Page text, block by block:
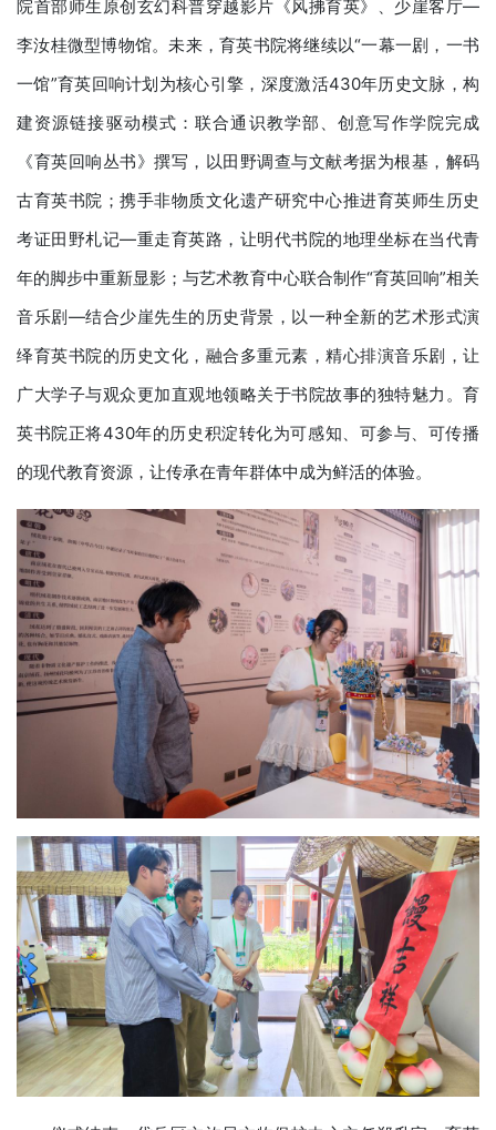
院首部师生原创玄幻科普穿越影片《风拂育英》、少崖客厅—
李汝桂微型博物馆。未来，育英书院将继续以“一幕一剧，一书
一馆”育英回响计划为核心引擎，深度激活430年历史文脉，构
建资源链接驱动模式：联合通识教学部、创意写作学院完成
《育英回响丛书》撰写，以田野调查与文献考据为根基，解码
古育英书院；携手非物质文化遗产研究中心推进育英师生历史
考证田野札记—重走育英路，让明代书院的地理坐标在当代青
年的脚步中重新显影；与艺术教育中心联合制作“育英回响”相关
音乐剧—结合少崖先生的历史背景，以一种全新的艺术形式演
绎育英书院的历史文化，融合多重元素，精心排演音乐剧，让
广大学子与观众更加直观地领略关于书院故事的独特魅力。育
英书院正将430年的历史积淀转化为可感知、可参与、可传播
的现代教育资源，让传承在青年群体中成为鲜活的体验。